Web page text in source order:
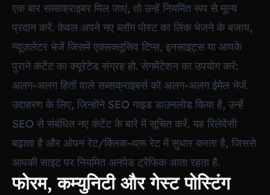
एक बार सब्सक्राइबर मिल जाएं, तो उन्हें नियमित रूप से मूल्य
प्रदान करें. केवल अपने नए ब्लॉग पोस्ट का लिंक भेजने के बजाय,
न्यूज़लेटर भेजें जिसमें एक्सक्लूसिव टिप्स, इनसाइट्स या आपके
पुराने कंटेंट का क्यूरेटेड संग्रह हो. सेगमेंटेशन का उपयोग करें:
अलग-अलग हितों वाले सब्सक्राइबर्स को अलग-अलग ईमेल भेजें.
उदाहरण के लिए, जिन्होंने SEO गाइड डाउनलोड किया है, उन्हें
SEO से संबंधित नए कंटेंट के बारे में सूचित करें. यह रिलेवेंसी
बढ़ाता है और ओपन रेट/क्लिक-थ्रू रेट में सुधार करता है, जिससे
आपकी साइट पर नियमित अनपेड ट्रैफिक आता रहता है.
फोरम, कम्युनिटी और गेस्ट पोस्टिंग